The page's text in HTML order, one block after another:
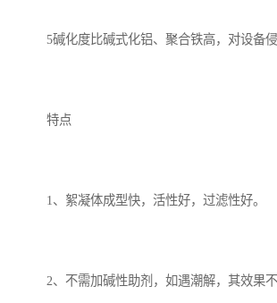
5碱化度比碱式化铝、聚合铁高，对设备侵
特点
1、絮凝体成型快，活性好，过滤性好。
2、不需加碱性助剂，如遇潮解，其效果不